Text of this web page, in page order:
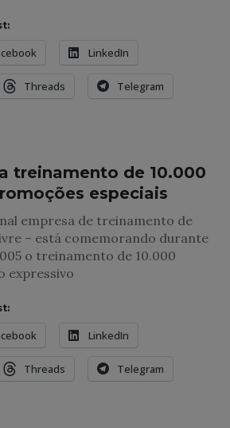
LinkedIn
Threads Telegram
treinamento de 10.000
especiais
empresa de treinamento de
– está comemorando durante
o treinamento de 10.000
expressivo
LinkedIn
Threads Telegram